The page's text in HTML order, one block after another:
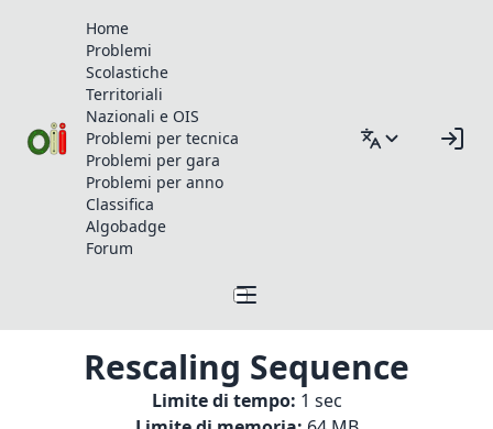
Home
Problemi
Scolastiche
Territoriali
Nazionali e OIS
Problemi per tecnica
Problemi per gara
Problemi per anno
Classifica
Algobadge
Forum
Rescaling Sequence
Limite di tempo: 1 sec